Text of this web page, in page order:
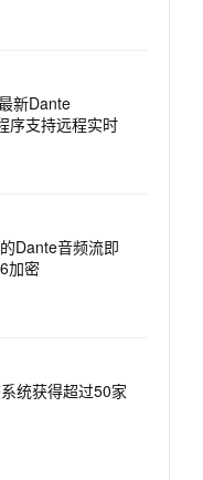
新Dante
序支持远程实时
Dante音频流即
加密
统获得超过50家